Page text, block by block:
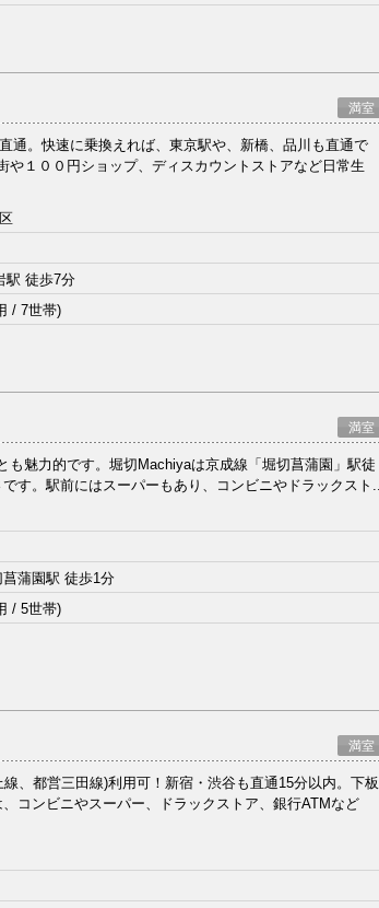
満室
通。快速に乗換えれば、東京駅や、新橋、品川も直通で
１００円ショップ、ディスカウントストアなど日常生
駅 徒歩7分
/ 7世帯)
満室
も魅力的です。堀切Machiyaは京成線「堀切菖蒲園」駅徒
す。駅前にはスーパーもあり、コンビニやドラックスト...
蒲園駅 徒歩1分
/ 5世帯)
満室
、都営三田線)利用可！新宿・渋谷も直通15分以内。下板
コンビニやスーパー、ドラックストア、銀行ATMなど